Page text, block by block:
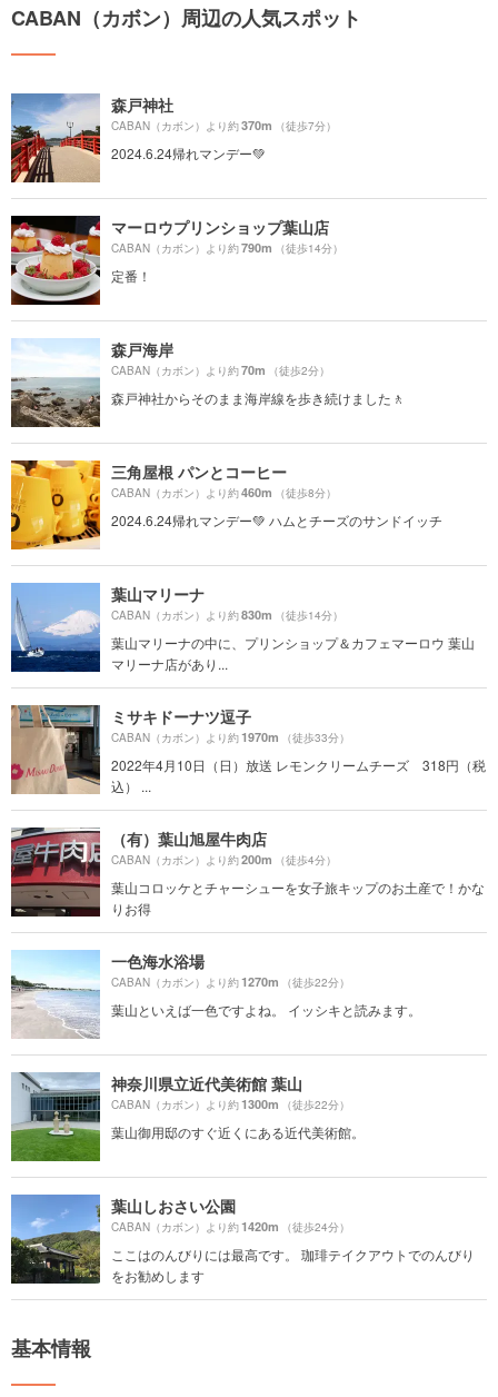
CABAN（カボン）周辺の人気スポット
森戸神社
CABAN（カボン）より約370m （徒歩7分）
2024.6.24帰れマンデー💚
マーロウプリンショップ葉山店
CABAN（カボン）より約790m （徒歩14分）
定番！
森戸海岸
CABAN（カボン）より約70m （徒歩2分）
森戸神社からそのまま海岸線を歩き続けました🚶
三角屋根 パンとコーヒー
CABAN（カボン）より約460m （徒歩8分）
2024.6.24帰れマンデー💚 ハムとチーズのサンドイッチ
葉山マリーナ
CABAN（カボン）より約830m （徒歩14分）
葉山マリーナの中に、プリンショップ＆カフェマーロウ 葉山
マリーナ店があり...
ミサキドーナツ逗子
CABAN（カボン）より約1970m （徒歩33分）
2022年4月10日（日）放送 レモンクリームチーズ 318円（税
込） ...
（有）葉山旭屋牛肉店
CABAN（カボン）より約200m （徒歩4分）
葉山コロッケとチャーシューを女子旅キップのお土産で！かな
りお得
一色海水浴場
CABAN（カボン）より約1270m （徒歩22分）
葉山といえば一色ですよね。 イッシキと読みます。
神奈川県立近代美術館 葉山
CABAN（カボン）より約1300m （徒歩22分）
葉山御用邸のすぐ近くにある近代美術館。
葉山しおさい公園
CABAN（カボン）より約1420m （徒歩24分）
ここはのんびりには最高です。 珈琲テイクアウトでのんびり
をお勧めします
基本情報